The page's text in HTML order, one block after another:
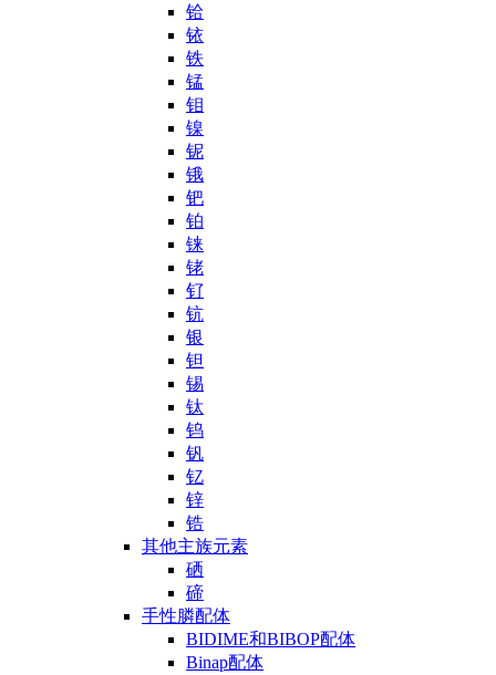
铪
铱
铁
锰
钼
镍
铌
锇
钯
铂
铼
铑
钌
钪
银
钽
锡
钛
钨
钒
钇
锌
锆
其他主族元素
硒
碲
手性膦配体
BIDIME和BIBOP配体
Binap配体